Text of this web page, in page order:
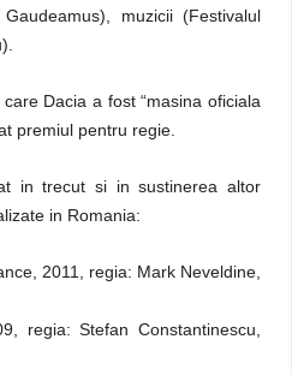
muzicii (Festivalul
Dacia a fost “masina oficiala
premiul pentru regie.
in trecut si in sustinerea altor
in Romania:
2011, regia: Mark Neveldine,
regia: Stefan Constantinescu,